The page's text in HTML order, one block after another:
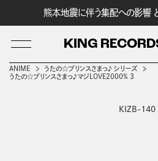
熊本地震に伴う集配への影響
KING
ANIME
うたの☆プリンスさまっ♪ シリーズ
うたの☆プリンスさまっ♪マジLOVE2000% 3
KIZB-140